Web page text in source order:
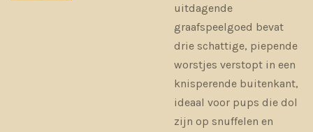
uitdagende
graafspeelgoed bevat
drie schattige, piepende
worstjes verstopt in een
knisperende buitenkant,
ideaal voor pups die dol
zijn op snuffelen en